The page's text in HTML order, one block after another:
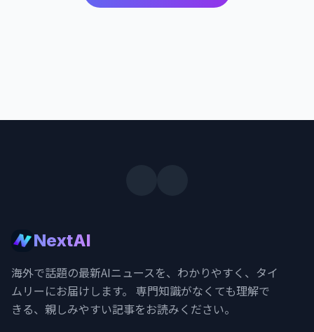
NextAI
海外で話題の最新AIニュースを、わかりやすく、タイ
ムリーにお届けします。 専門知識がなくても理解で
きる、親しみやすい記事をお読みください。